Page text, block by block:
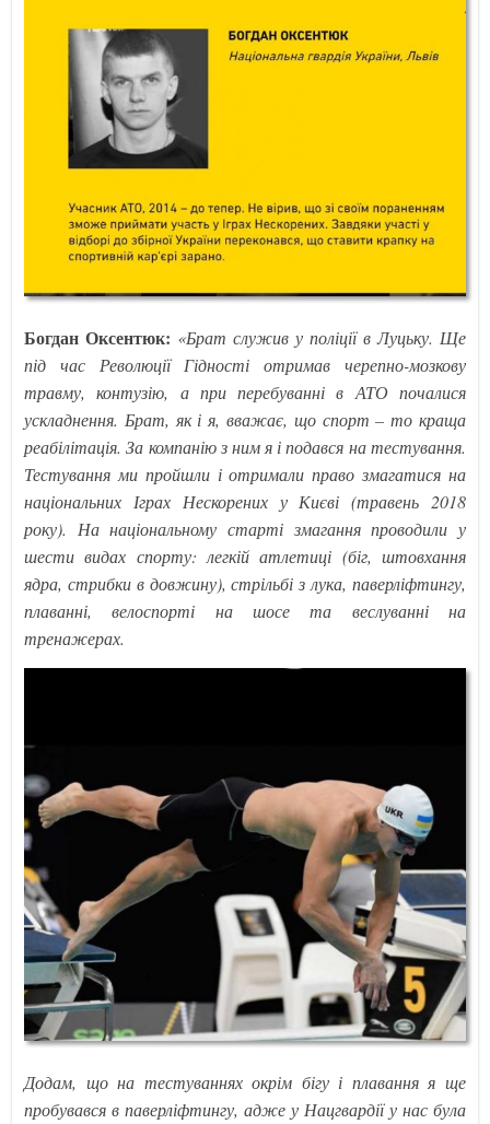
Богдан Оксентюк: «Брат служив у поліції в Луцьку. Ще
під час Революції Гідності отримав черепно-мозкову
травму, контузію, а при перебуванні в АТО почалися
ускладнення. Брат, як і я, вважає, що спорт – то краща
реабілітація. За компанію з ним я і подався на тестування.
Тестування ми пройшли і отримали право змагатися на
національних Іграх Нескорених у Києві (травень 2018
року). На національному старті змагання проводили у
шести видах спорту: легкій атлетиці (біг, штовхання
ядра, стрибки в довжину), стрільбі з лука, паверліфтингу,
плаванні, велоспорті на шосе та веслуванні на
тренажерах.
Додам, що на тестуваннях окрім бігу і плавання я ще
пробувався в паверліфтингу, адже у Нацгвардії у нас була